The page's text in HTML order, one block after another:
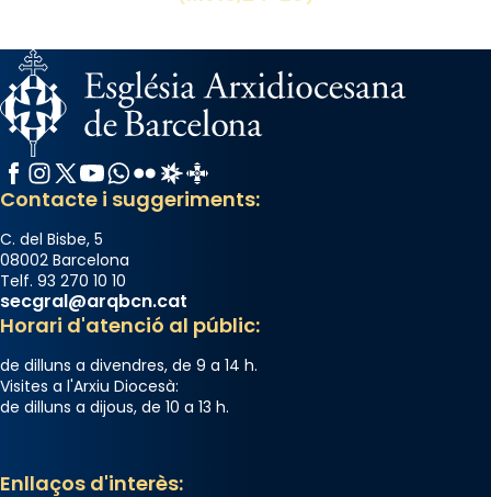
Facebook
Instagram
X / Twitter
YouTube
WhatsApp
FlickrRadio Estel
Catalunya Cristiana
Contacte i suggeriments:
C. del Bisbe, 5
08002 Barcelona
Telf. 93 270 10 10
secgral@arqbcn.cat
Horari d'atenció al públic:
de dilluns a divendres, de 9 a 14 h.
Visites a l'Arxiu Diocesà:
de dilluns a dijous, de 10 a 13 h.
Enllaços d'interès: